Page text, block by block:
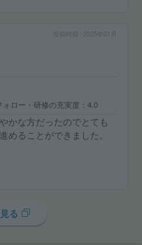
2025年01月
ォロー・研修の充実度 4.0
かな方だったのでとても
めることができました。
る